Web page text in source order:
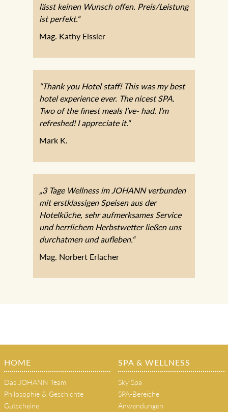
lässt keinen Wunsch offen. Preis/Leistung
ist perfekt.“
Mag. Kathy Eissler
“Thank you Hotel staff! This was my best
hotel experience ever. The nicest SPA.
Two of the finest meals I’ve- had. I’m
refreshed! I appreciate it.“
Mark K.
„3 Tage Wellness im JOHANN verbunden
mit erstklassigen Speisen aus der
Hotelküche, sehr aufmerksames Service
und herrlichem Herbstwetter ließen uns
durchatmen und aufleben.“
Mag. Norbert Erlacher
HOME
Das JOHANN Team
Philosophie & Geschichte
Gutscheine
SPA & WELLNESS
Sky Spa
SPA-Bereiche
Anwendungen